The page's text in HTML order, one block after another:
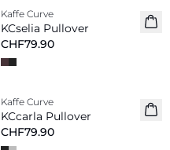
Neu
Kaffe Curve
KCselia Pullover
CHF79.90
Neu
Kaffe Curve
KCcarla Pullover
CHF79.90